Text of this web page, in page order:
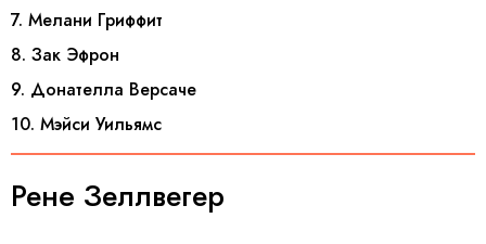
7. Мелани Гриффит
8. Зак Эфрон
9. Донателла Версаче
10. Мэйси Уильямс
Ренe Зеллвегер